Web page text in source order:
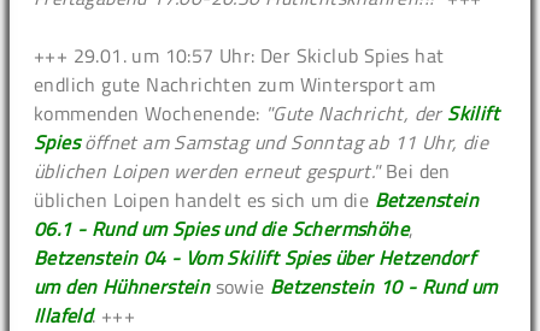
+++ 29.01. um 10:57 Uhr: Der Skiclub Spies hat
endlich gute Nachrichten zum Wintersport am
kommenden Wochenende: "Gute Nachricht, der Skilift
Spiesöffnet am Samstag und Sonntag ab 11 Uhr, die
üblichen Loipen werden erneut gespurt."Bei den
üblichen Loipen handelt es sich um die Betzenstein
06.1 - Rund um Spies und die Schermshöhe,
Betzenstein 04 - Vom Skilift Spies über Hetzendorf
um den Hühnersteinsowie Betzenstein 10 - Rund um
Illafeld. +++